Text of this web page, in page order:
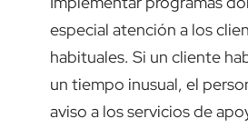
especial atención a los
habituales. Si un cliente
un tiempo inusual, el
aviso a los servicios de